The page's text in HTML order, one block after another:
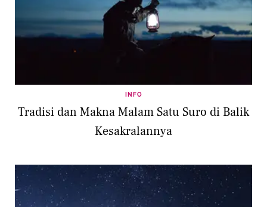
INFO
Tradisi dan Makna Malam Satu Suro di Balik
Kesakralannya